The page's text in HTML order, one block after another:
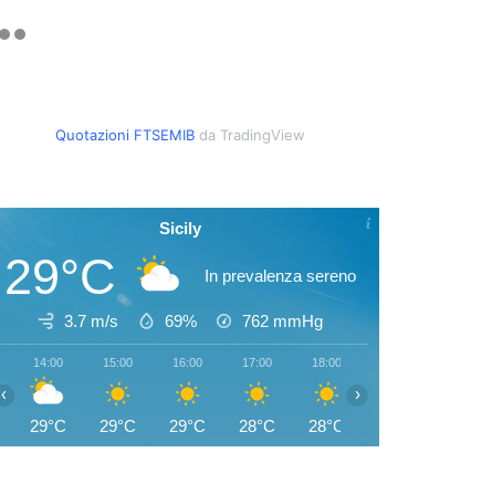
Quotazioni FTSEMIB da TradingView
Sicily
29°C In prevalenza sereno
3.7 m/s 69% 762 mmHg
14:00
29°C
15:00
29°C
16:00
29°C
17:00
28°C
18:00
28°C
‹ ›